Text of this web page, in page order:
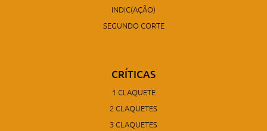
INDIC(AÇÃO)
SEGUNDO CORTE
CRÍTICAS
1 CLAQUETE
2 CLAQUETES
3 CLAQUETES